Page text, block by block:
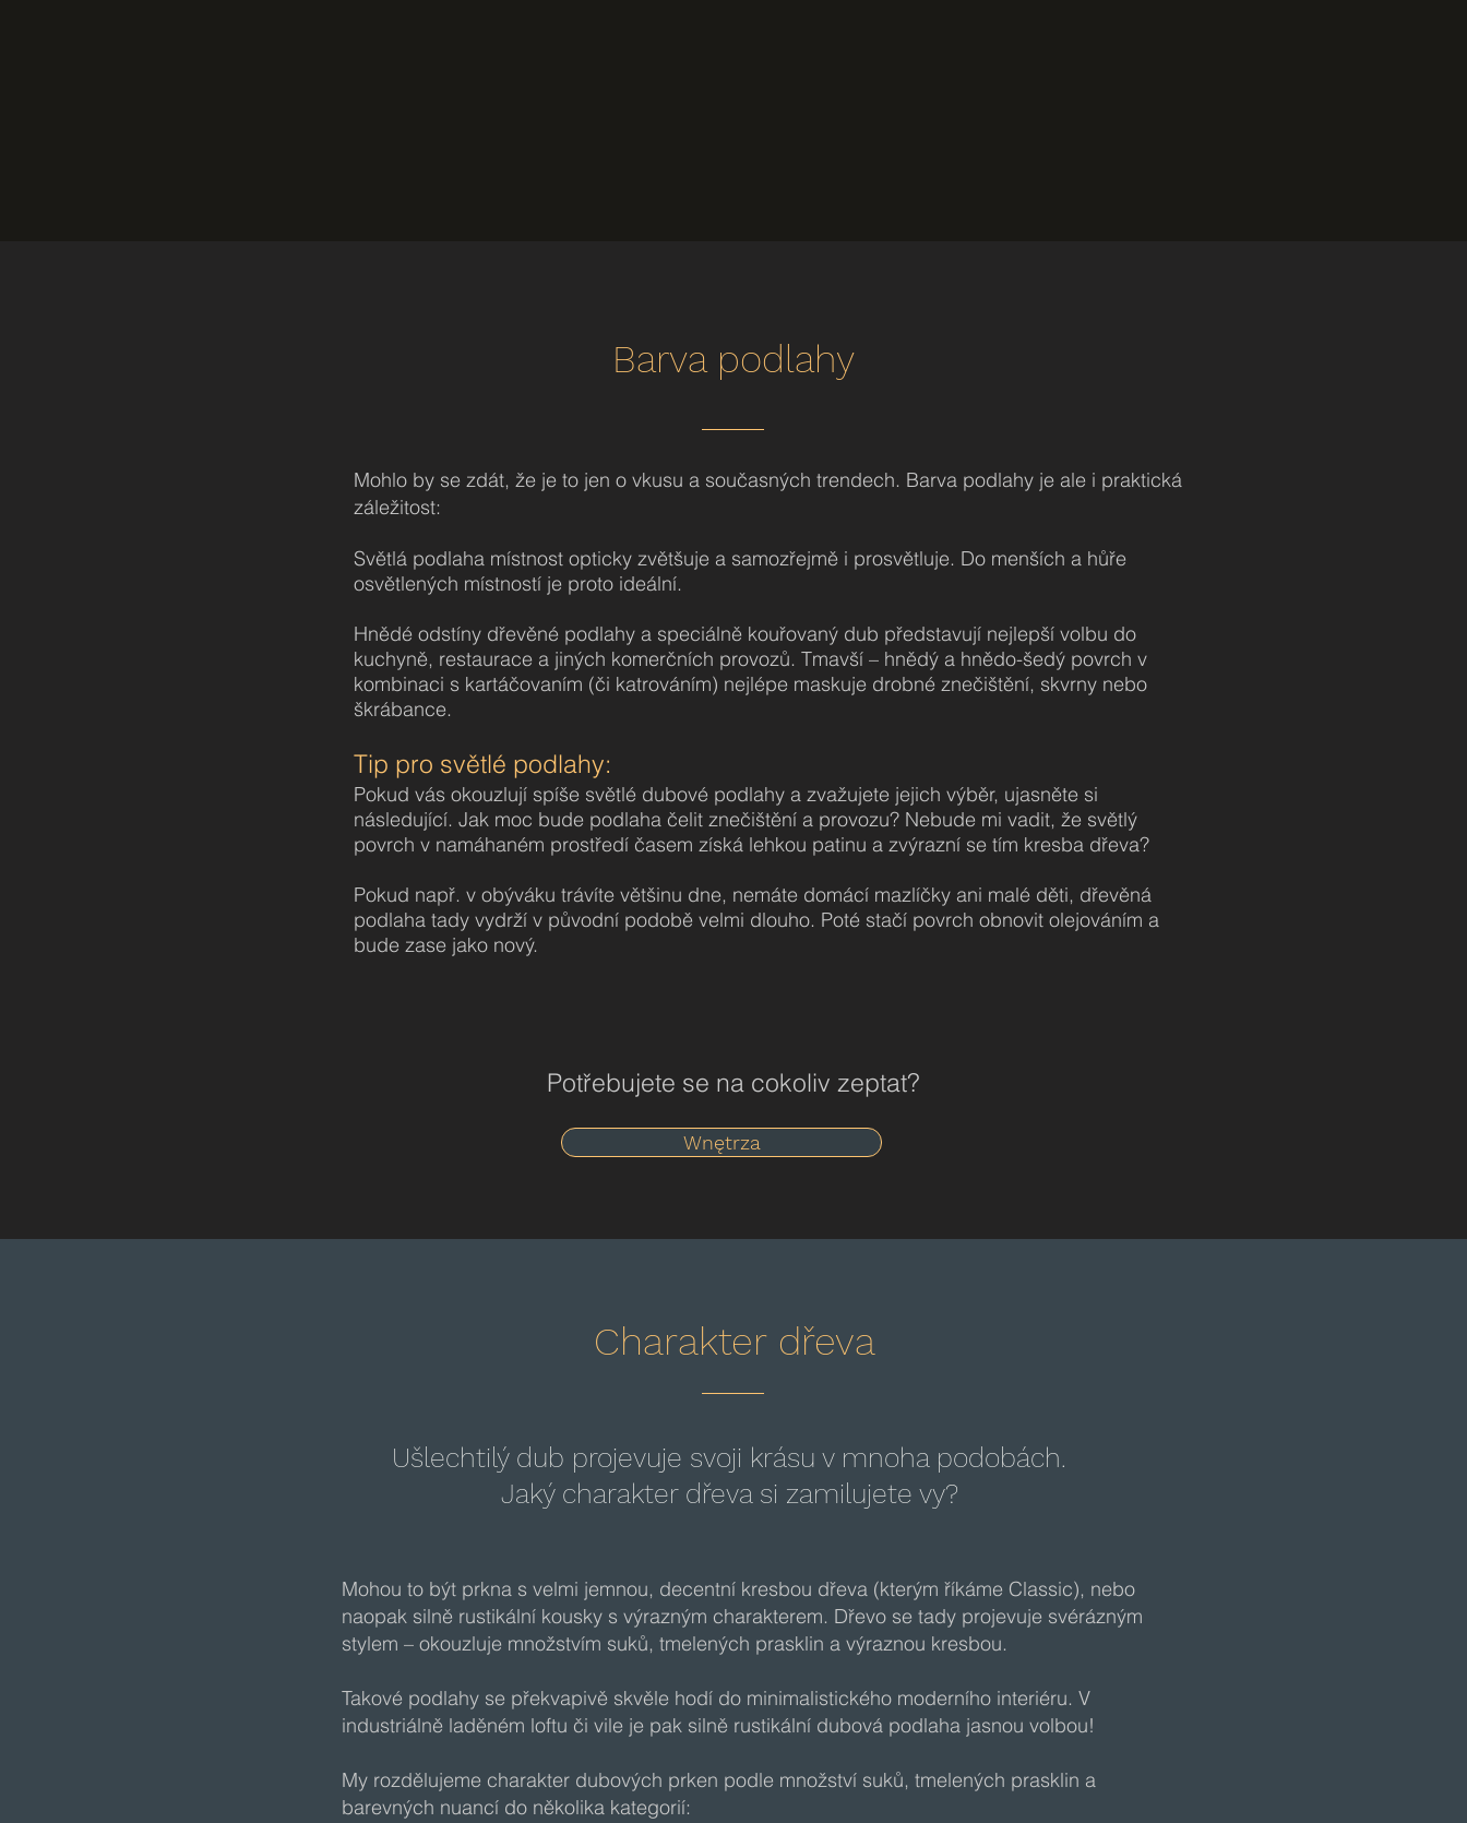
Barva podlahy
Mohlo by se zdát, že je to jen o vkusu a současných trendech. Barva podlahy je ale i praktická
záležitost:
Světlá podlaha místnost opticky zvětšuje a samozřejmě i prosvětluje. Do menších a hůře
osvětlených místností je proto ideální.
Hnědé odstíny dřevěné podlahy a speciálně kouřovaný dub představují nejlepší volbu do
kuchyně, restaurace a jiných komerčních provozů. Tmavší – hnědý a hnědo-šedý povrch v
kombinaci s kartáčovaním (či katrováním) nejlépe maskuje drobné znečištění, skvrny nebo
škrábance.
Tip pro světlé podlahy:
Pokud vás okouzlují spíše světlé dubové podlahy a zvažujete jejich výběr, ujasněte si
následující. Jak moc bude podlaha čelit znečištění a provozu? Nebude mi vadit, že světlý
povrch v namáhaném prostředí časem získá lehkou patinu a zvýrazní se tím kresba dřeva?
Pokud např. v obýváku trávíte většinu dne, nemáte domácí mazlíčky ani malé děti, dřevěná
podlaha tady vydrží v původní podobě velmi dlouho. Poté stačí povrch obnovit olejováním a
bude zase jako nový.
Potřebujete se na cokoliv zeptat?
Wnętrza
Charakter dřeva
Ušlechtilý dub projevuje svoji krásu v mnoha podobách.
Jaký charakter dřeva si zamilujete vy?
Mohou to být prkna s velmi jemnou, decentní kresbou dřeva (kterým říkáme Classic), nebo
naopak silně rustikální kousky s výrazným charakterem. Dřevo se tady projevuje svérázným
stylem – okouzluje množstvím suků, tmelených prasklin a výraznou kresbou.
Takové podlahy se překvapivě skvěle hodí do minimalistického moderního interiéru. V
industriálně laděném loftu či vile je pak silně rustikální dubová podlaha jasnou volbou!
My rozdělujeme charakter dubových prken podle množství suků, tmelených prasklin a
barevných nuancí do několika kategorií: